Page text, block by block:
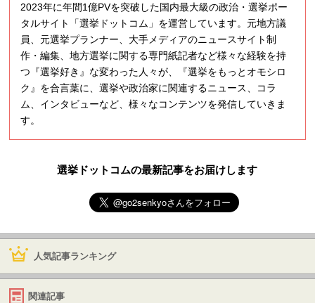
2023年に年間1億PVを突破した国内最大級の政治・選挙ポー
タルサイト「選挙ドットコム」を運営しています。元地方議
員、元選挙プランナー、大手メディアのニュースサイト制
作・編集、地方選挙に関する専門紙記者など様々な経験を持
つ『選挙好き』な変わった人々が、『選挙をもっとオモシロ
ク』を合言葉に、選挙や政治家に関連するニュース、コラ
ム、インタビューなど、様々なコンテンツを発信していきま
す。
選挙ドットコムの最新記事をお届けします
人気記事ランキング
関連記事